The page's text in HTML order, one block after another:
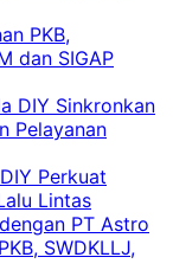
PKB,
dan SIGAP
DIY Sinkronkan
Pelayanan
Perkuat
Lintas
PT Astro
SWDKLLJ,